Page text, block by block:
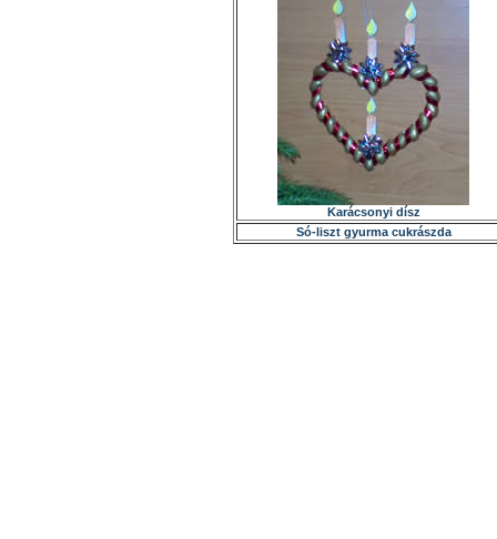
Karácsonyi dísz
Só-liszt gyurma cukrászda